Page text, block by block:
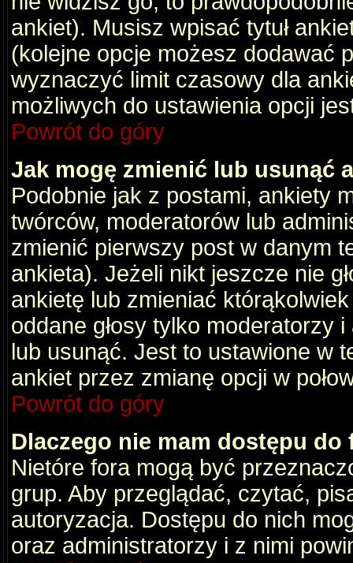
ankiet). Musisz wpisać tytuł
(kolejne opcje możesz dodawać
wyznaczyć limit czasowy dla
możliwych do ustawienia opcji
Powrót do góry
Jak mogę zmienić lub usunąć
Podobnie jak z postami, ankiety
twórców, moderatorów lub
zmienić pierwszy post w danym
ankieta). Jeżeli nikt jeszcze nie
ankietę lub zmieniać
oddane głosy tylko moderatorzy
lub usunąć. Jest to ustawione w
ankiet przez zmianę opcji w
Powrót do góry
Dlaczego nie mam dostępu do
Nietóre fora mogą być
grup. Aby przeglądać, czytać,
autoryzacja. Dostępu do nich
oraz administratorzy i z nimi